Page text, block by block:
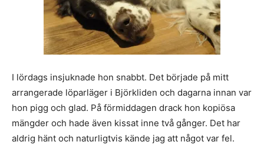
I lördags insjuknade hon snabbt. Det började på mitt
arrangerade löparläger i Björkliden och dagarna innan var
hon pigg och glad. På förmiddagen drack hon kopiösa
mängder och hade även kissat inne två gånger. Det har
aldrig hänt och naturligtvis kände jag att något var fel.